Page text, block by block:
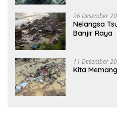
26 Desember
Nelangsa
Banjir Raya
11 Desember
Kita